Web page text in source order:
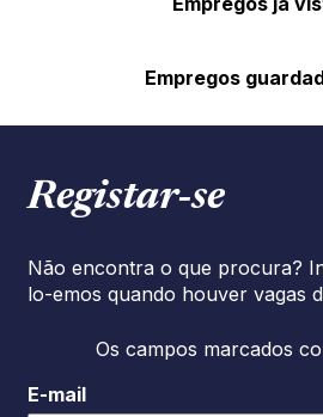
Empregos
Registar‑se
Não encontra o que procura?
lo-emos quando houver vagas
Os campos marcados
E-mail